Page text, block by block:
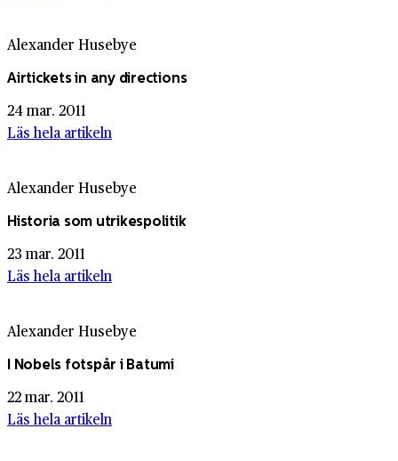
Alexander Husebye
Airtickets in any directions
24 mar. 2011
Läs hela artikeln
Alexander Husebye
Historia som utrikespolitik
23 mar. 2011
Läs hela artikeln
Alexander Husebye
I Nobels fotspår i Batumi
22 mar. 2011
Läs hela artikeln